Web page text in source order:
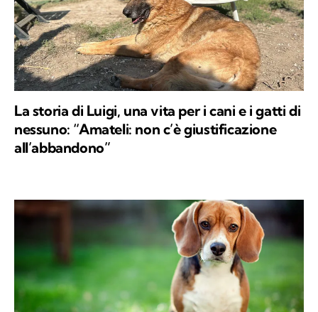
La storia di Luigi, una vita per i cani e i gatti di
nessuno: “Amateli: non c’è giustificazione
all’abbandono”